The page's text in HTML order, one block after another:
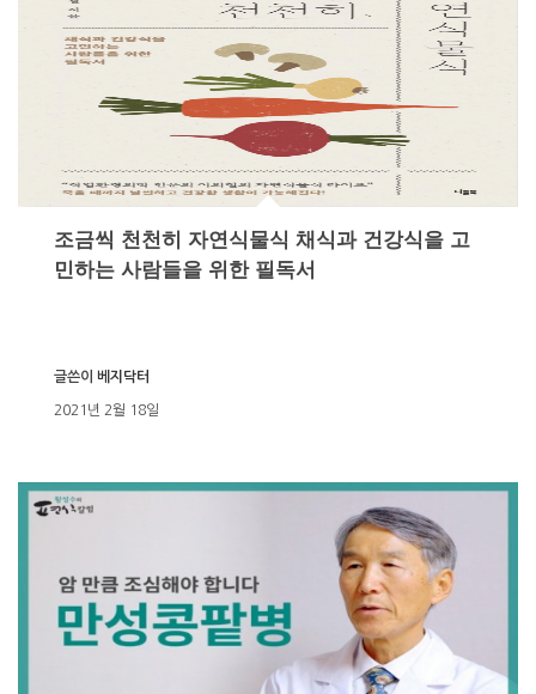
조금씩 천천히 자연식물식 채식과 건강식을 고
민하는 사람들을 위한 필독서
2021년 2월 18일
글쓴이 베지닥터